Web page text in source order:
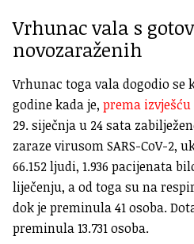
Vrhunac vala s
novozaraženih
Vrhunac toga vala dogodio se
godine kada je, prema
29. siječnja u 24 sata
zaraze virusom SARS-CoV-2,
66.152 ljudi, 1.936 pacijenata
liječenju, a od toga su na
dok je preminula 41 osoba.
preminula 13.731 osoba.